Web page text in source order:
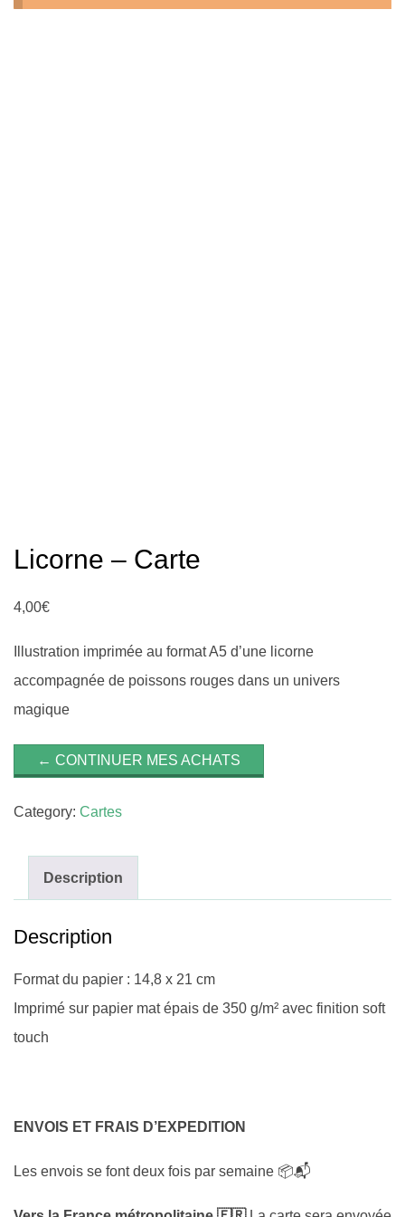
Licorne – Carte
4,00€
Illustration imprimée au format A5 d’une licorne
accompagnée de poissons rouges dans un univers
magique
← CONTINUER MES ACHATS
Category: Cartes
Description
Description
Format du papier : 14,8 x 21 cm
Imprimé sur papier mat épais de 350 g/m² avec finition soft
touch
ENVOIS ET FRAIS D’EXPEDITION
Les envois se font deux fois par semaine 📦📬